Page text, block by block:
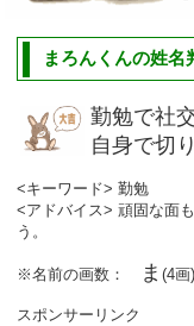
まろんくんの姓名
勤勉で社
自身で切
<キーワード> 勤勉
<アドバイス> 頑固な面
う。
※名前の画数： ま(4画)
スポンサーリンク